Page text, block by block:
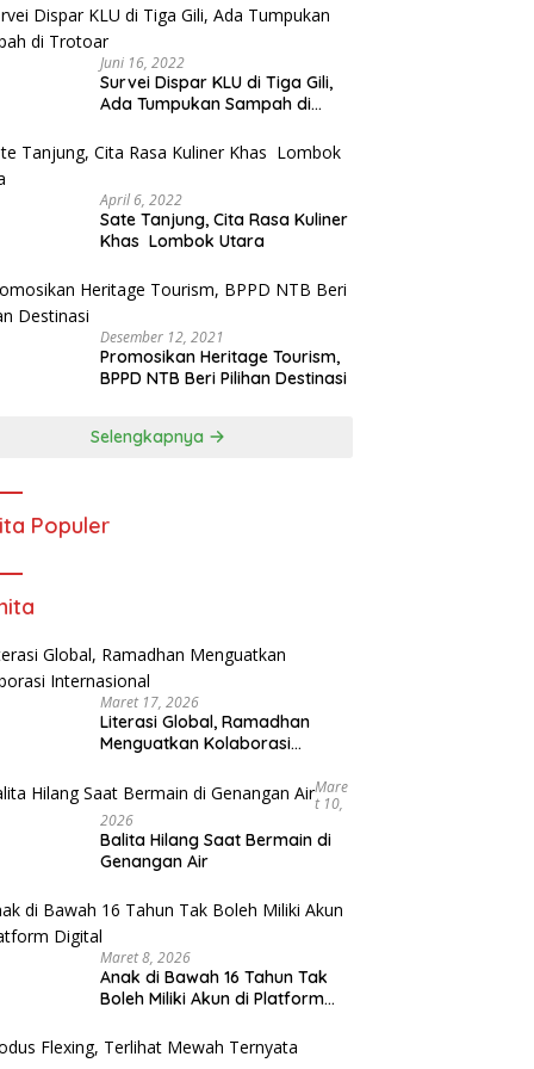
Juni 16, 2022
Survei Dispar KLU di Tiga Gili,
Ada Tumpukan Sampah di
April 6, 2022
Sate Tanjung, Cita Rasa Kuliner
Khas Lombok Utara
Desember 12, 2021
Promosikan Heritage Tourism,
BPPD NTB Beri Pilihan Destinasi
Selengkapnya
Populer
Maret 17, 2026
Literasi Global, Ramadhan
Menguatkan Kolaborasi
Mare
T 10,
2026
Balita Hilang Saat Bermain di
Genangan Air
Maret 8, 2026
Anak di Bawah 16 Tahun Tak
Boleh Miliki Akun di Platform